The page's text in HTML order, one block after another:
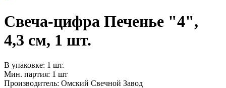
Свеча-цифра Печенье "4",
4,3 см, 1 шт.
В упаковке: 1 шт.
Мин. партия: 1 шт
Производитель: Омский Свечной Завод